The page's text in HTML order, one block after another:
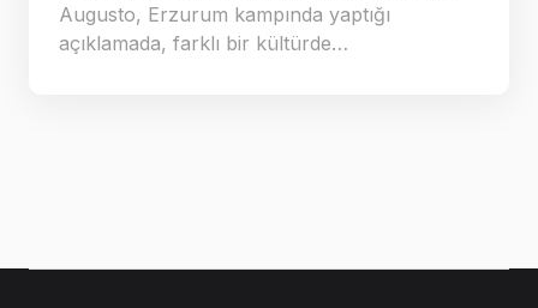
Augusto, Erzurum kampında yaptığı
açıklamada, farklı bir kültürde…